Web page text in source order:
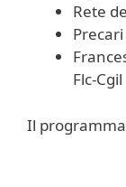
Rete
Flc-Cgil
Il programma